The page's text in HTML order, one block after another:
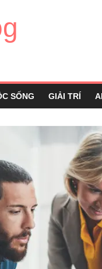
SỐNG GIẢI TRÍ